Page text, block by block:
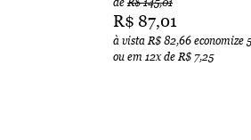
de R$ 145,01
R$ 87,01
à vistaR$ 82,66 economize
ou em 12xdeR$ 7,25